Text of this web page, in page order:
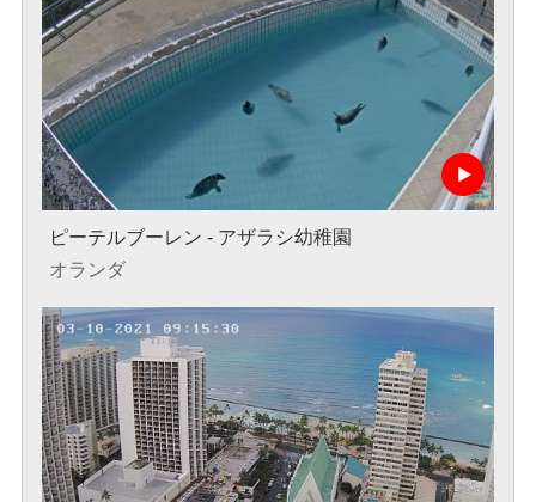
ピーテルブーレン - アザラシ幼稚園
オランダ